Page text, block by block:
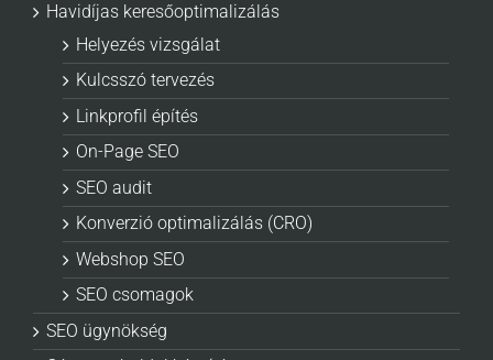
Havidíjas keresőoptimalizálás
Helyezés vizsgálat
Kulcsszó tervezés
Linkprofil építés
On-Page SEO
SEO audit
Konverzió optimalizálás (CRO)
Webshop SEO
SEO csomagok
SEO ügynökség